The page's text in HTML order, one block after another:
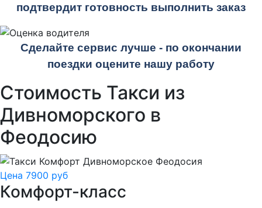
подтвердит готовность выполнить заказ
Сделайте сервис лучше - по окончании
поездки оцените нашу работу
Стоимость Такси из
Дивноморского в
Феодосию
Цена 7900 руб
Комфорт-класс